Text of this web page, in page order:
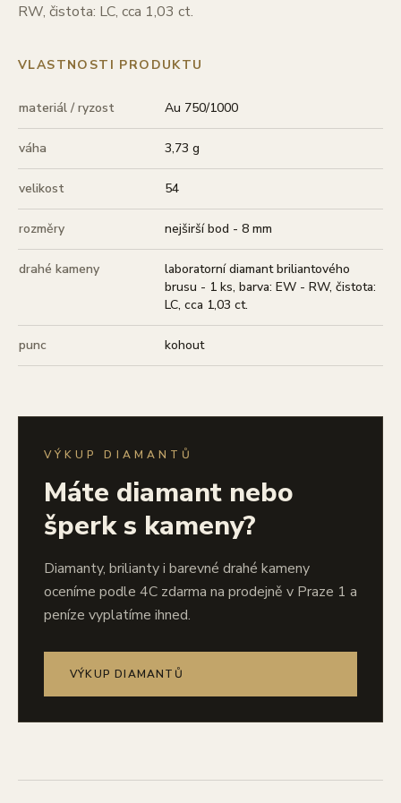
RW, čistota: LC, cca 1,03 ct.
VLASTNOSTI PRODUKTU
materiál / ryzost Au 750/1000
váha 3,73 g
velikost 54
rozměry nejširší bod - 8 mm
drahé kameny
laboratorní diamant briliantového
brusu - 1 ks, barva: EW - RW, čistota:
LC, cca 1,03 ct.
punc kohout
VÝKUP DIAMANTŮ
Máte diamant nebo
šperk s kameny?
Diamanty, brilianty i barevné drahé kameny
oceníme podle 4C zdarma na prodejně v Praze 1 a
peníze vyplatíme ihned.
VÝKUP DIAMANTŮ